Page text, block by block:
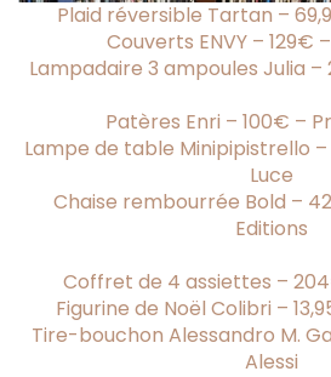
Plaid réversible Tartan –
Couverts ENVY – 129€
Lampadaire 3 ampoules Julia –
Patères Enri – 100€ –
Lampe de table Minipipistrello
Luce
Chaise rembourrée Bold –
Editions
Coffret de 4 assiettes –
Figurine de Noël Colibri –
Tire-bouchon Alessandro M.
Alessi